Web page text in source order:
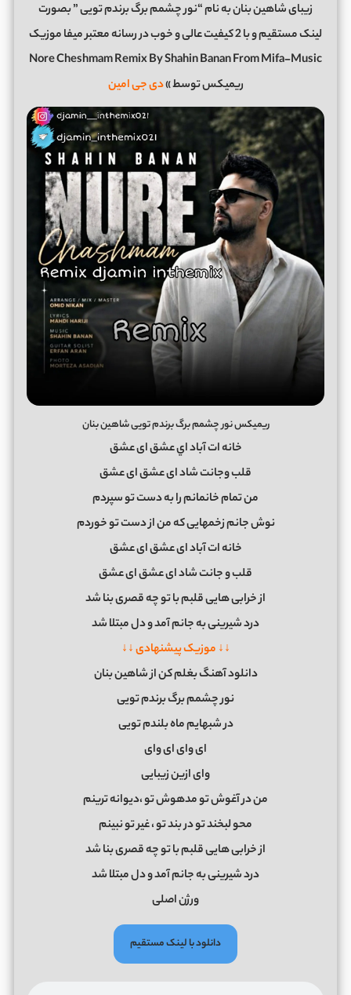
زیبای شاهین بنان به نام “نور چشمم برگ برندم تویی ” بصورت
لینک مستقیم و با 2 کیفیت عالی و خوب در رسانه معتبر میفا موزیک
Nore Cheshmam Remix By Shahin Banan From Mifa-Music
ریمیکس توسط »دی جی امین
ریمیکس نور چشمم برگ برندم تویی شاهین بنان
خانه ات آباد اي عشق ای عشق
قلب و‌جانت شاد ای عشق ای عشق
من تمام خانمانم را به دست تو سپردم
نوش جانم زخمهایی که من از دست تو خوردم
خانه ات آباد ای عشق ای عشق
قلب و جانت شاد ای عشق ای عشق
از خرابی هایی قلبم با تو چه قصری بنا شد
درد شیرینی به جانم آمد و دل مبتلا شد
↓↓ موزیک پیشنهادی ↓↓
دانلود آهنگ بغلم کن از شاهین بنان
نور چشمم برگ برندم تویی
در شبهایم ماه بلندم تویی
ای وای ای وای
وای ازین زیبایی
من در آغوش تو مدهوش تو ،دیوانه ترینم
محو لبخند تو در بند تو ، غیر تو نبینم
از خرابی هایی قلبم با تو چه قصری بنا شد
درد شیرینی به جانم آمد و دل مبتلا شد
ورژن اصلی
دانلود با لینک مستقیم